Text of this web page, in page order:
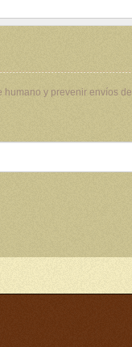
humano y prevenir envíos de